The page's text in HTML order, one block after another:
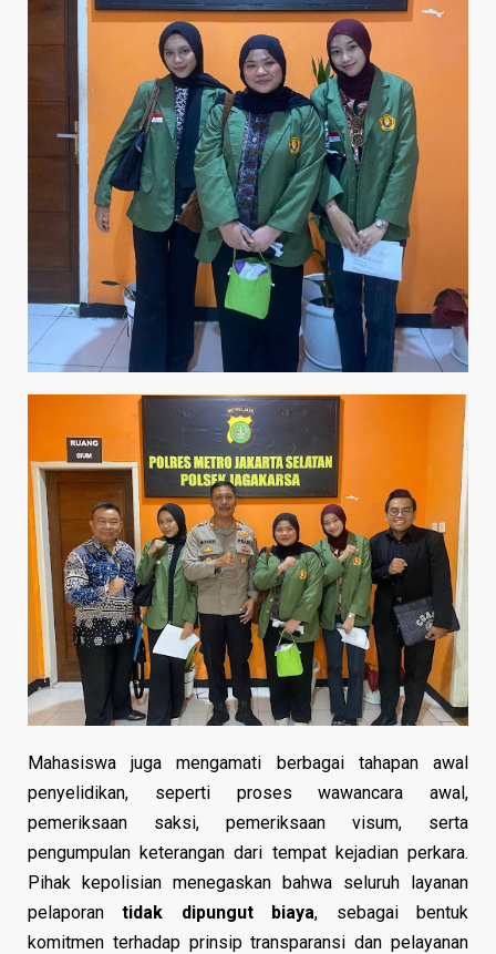
Mahasiswa juga mengamati berbagai tahapan awal
penyelidikan, seperti proses wawancara awal,
pemeriksaan saksi, pemeriksaan visum, serta
pengumpulan keterangan dari tempat kejadian perkara.
Pihak kepolisian menegaskan bahwa seluruh layanan
pelaporantidak dipungut biaya, sebagai bentuk
komitmen terhadap prinsip transparansi dan pelayanan